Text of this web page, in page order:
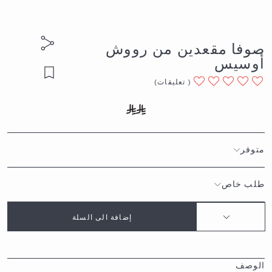
صوفا مقعدين من رووش
أوسيس
( تعليقات)
متوفر
طلب خاص
إضافة الى السلة
الوصف